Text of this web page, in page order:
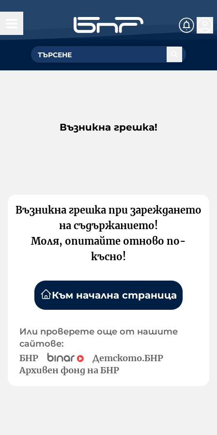
Възникна грешка!
Възникна грешка при зареждането
на съдържанието!
Моля, опитайте отново по-
късно!
Към начална страница
Или проверете още от нашите
сайтове:
БНР
Детското.БНР
Архивен фонд на БНР